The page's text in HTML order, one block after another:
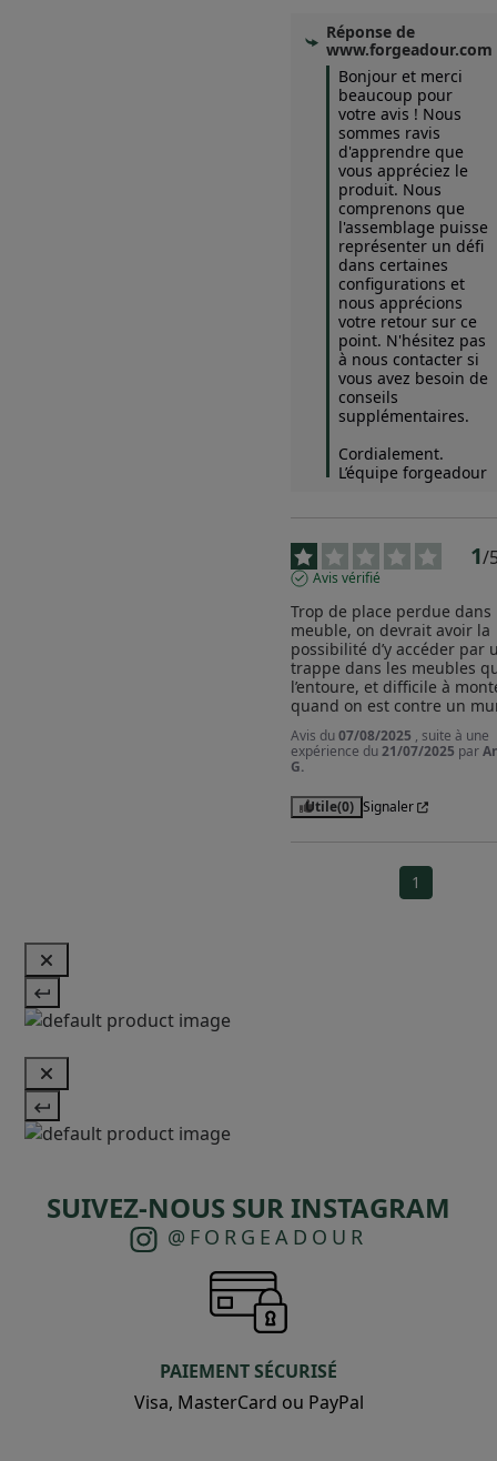
Réponse de
www.forgeadour.com
Bonjour et merci
beaucoup pour
votre avis ! Nous
sommes ravis
d'apprendre que
vous appréciez le
produit. Nous
comprenons que
l'assemblage puisse
représenter un défi
dans certaines
configurations et
nous apprécions
votre retour sur ce
point. N'hésitez pas
à nous contacter si
vous avez besoin de
conseils
supplémentaires.
Cordialement.
L’équipe forgeadour
1/
Avis vérifié
Trop de place perdue dans
meuble, on devrait avoir la
possibilité d’y accéder par
trappe dans les meubles
l’entoure, et difficile à
quand on est contre un
Avis du07/08/2025 , suite à une
expérience du21/07/2025 par
G.
Utile(0) Signaler
1
SUIVEZ-NOUS SUR INSTAGRAM
@FORGEADOUR
PAIEMENT SÉCURISÉ
Visa, MasterCard ou PayPal